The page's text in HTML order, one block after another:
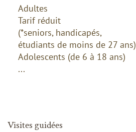
Adultes
Tarif réduit
(*seniors, handicapés,
étudiants de moins de 27 ans)
Adolescents (de 6 à 18 ans)
...
Visites guidées